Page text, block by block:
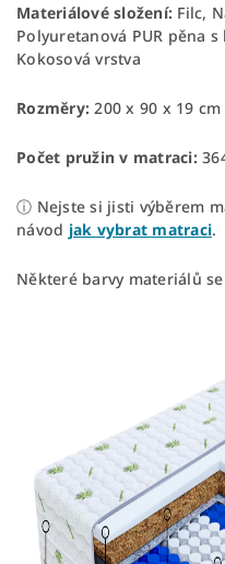
Materiálové složení: Filc,
Polyuretanová PUR pěna
Kokosová vrstva
Rozměry: 200 x 90 x 19 cm
Počet pružin v matraci:
ⓘ Nejste si jisti výběrem
návod jak vybrat matraci.
Některé barvy materiálů